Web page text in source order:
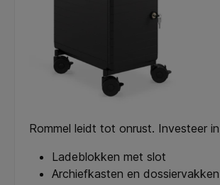
Rommel leidt tot onrust. Investeer
Ladeblokken met slot
Archiefkasten en dossiervakken